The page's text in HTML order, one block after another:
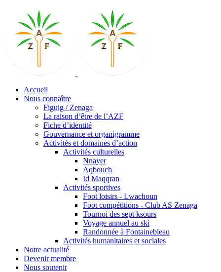
Accueil
Nous connaître
Figuig / Zenaga
La raison d’être de l’AZF
Fiche d’identité
Gouvernance et organigramme
Activités et domaines d’action
Activités culturelles
Nnayer
Aqbouch
Id Maqqran
Activités sportives
Foot loisirs - Lwachoun
Foot compétitions - Club AS Zenaga
Tournoi des sept ksours
Voyage annuel au ski
Randonnée à Fontainebleau
Activités humanitaires et sociales
Notre actualité
Devenir membre
Nous soutenir